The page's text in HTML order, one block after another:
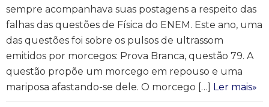
sempre acompanhava suas postagens a respeito das
falhas das questões de Física do ENEM. Este ano, uma
das questões foi sobre os pulsos de ultrassom
emitidos por morcegos: Prova Branca, questão 79. A
questão propõe um morcego em repouso e uma
mariposa afastando-se dele. O morcego […] Ler mais»